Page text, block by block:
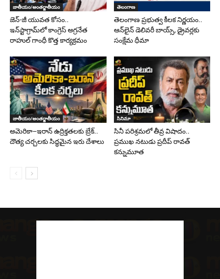
జాతీయం/అంతర్జాతీయం
జెన్-జీ యువత కోసం..
ఇన్‌స్టాగ్రామ్‌లో కాంగ్రెస్ అగ్రనేత
రాహుల్ గాంధీ కొత్త కార్యక్రమం
తెలంగాణ
తెలంగాణ ప్రభుత్వ కీలక నిర్ణయం..
ఆన్‌లైన్ డెలివరీ బాయ్స్, డ్రైవర్లకు
సంక్షేమ ధీమా
జాతీయం/అంతర్జాతీయం
అమెరికా–ఇరాన్ ఉద్రిక్తతలకు బ్రేక్..
దౌత్య చర్చలకు సిద్ధమైన ఇరు దేశాలు
సినిమా
సినీ పరిశ్రమలో తీవ్ర విషాదం..
ప్రముఖ నటుడు ప్రదీప్ రావత్
కన్నుమూత